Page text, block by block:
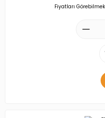
Fiyatları